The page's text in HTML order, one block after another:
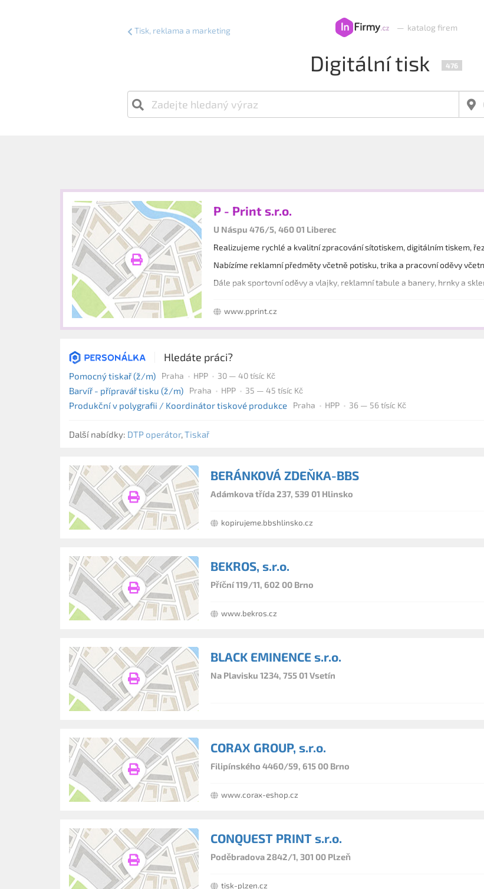
— katalog firem
Tisk, reklama a marketing
Digitální tisk 476
P - Print s.r.o.
U Náspu 476/5, 460 01 Liberec
Realizujeme rychlé a kvalitní zpracování sítotiskem, digitálním tiskem,
Nabízíme reklamní předměty včetně potisku,
Dále pak sportovní oděvy a vlajky, reklamní tabule a banery, hrnky a
www.pprint.cz
Hledáte práci?
Pomocný tiskař (ž/m) Praha HPP 30 — 40 tísíc Kč
Barvíř - přípravář tisku (ž/m) Praha HPP 35 — 45 tísíc Kč
Produkční v polygrafii / Koordinátor tiskové produkce Praha HPP 36 — 56 tísíc Kč
Další nabídky: DTP operátor,Tiskař
BERÁNKOVÁ ZDEŇKA-BBS
Adámkova třída 237, 539 01 Hlinsko
kopirujeme.bbshlinsko.cz
BEKROS, s.r.o.
Příční 119/11, 602 00 Brno
www.bekros.cz
BLACK EMINENCE s.r.o.
Na Plavisku 1234, 755 01 Vsetín
CORAX GROUP, s.r.o.
Filipínského 4460/59, 615 00 Brno
www.corax-eshop.cz
CONQUEST PRINT s.r.o.
Poděbradova 2842/1, 301 00 Plzeň
tisk-plzen.cz